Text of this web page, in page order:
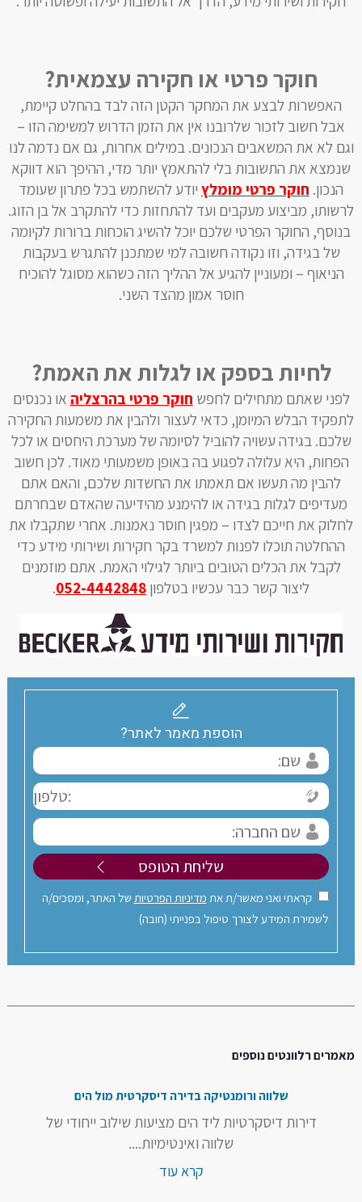
חוקר פרטי או חקירה עצמאית?
האפשרות לבצע את המחקר הקטן הזה לבד בהחלט קיימת,
אבל חשוב לזכור שלרובנו אין את הזמן הדרוש למשימה הזו –
וגם לא את המשאבים הנכונים. במילים אחרות, גם אם נדמה לנו
שנמצא את התשובות בלי להתאמץ יותר מדי, ההיפך הוא דווקא
הנכון. חוקר פרטי מומלץ יודע להשתמש בכל פתרון שעומד
לרשותו, מביצוע מעקבים ועד להתחזות כדי להתקרב אל בן הזוג.
בנוסף, החוקר הפרטי שלכם יוכל להשיג הוכחות ברורות לקיומה
של בגידה, וזו נקודה חשובה למי שמתכנן להתגרש בעקבות
הניאוף – ומעוניין להגיע אל ההליך הזה כשהוא מסוגל להוכיח
חוסר אמון מהצד השני.
לחיות בספק או לגלות את האמת?
לפני שאתם מתחילים לחפש חוקר פרטי בהרצליה או נכנסים
לתפקיד הבלש המיומן, כדאי לעצור ולהבין את משמעות החקירה
שלכם. בגידה עשויה להוביל לסיומה של מערכת היחסים או לכל
הפחות, היא עלולה לפגוע בה באופן משמעותי מאוד. לכן חשוב
להבין מה תעשו אם תאמתו את החשדות שלכם, והאם אתם
מעדיפים לגלות בגידה או להימנע מהידיעה שהאדם שבחרתם
לחלוק את חייכם לצדו – מפגין חוסר נאמנות. אחרי שתקבלו את
ההחלטה תוכלו לפנות למשרד בקר חקירות ושירותי מידע כדי
לקבל את הכלים הטובים ביותר לגילוי האמת. אתם מוזמנים
ליצור קשר כבר עכשיו בטלפון 052-4442848
.
הוספת מאמר לאתר?
קראתי ואני מאשר/ת את מדיניות הפרטיות של האתר, ומסכים/ה
לשמירת המידע לצורך טיפול בפנייתי (חובה)
מאמרים רלוונטים נוספים
שלווה ורומנטיקה בדירה דיסקרטית מול הים
דירות דיסקרטיות ליד הים מציעות שילוב ייחודי של
שלווה ואינטימיות....
קרא עוד